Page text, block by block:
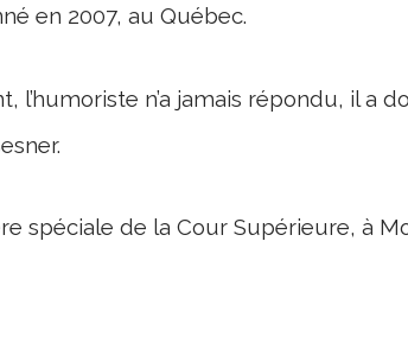
en 2007, au Québec.
l’humoriste n’a jamais répondu, il a
spéciale de la Cour Supérieure, à